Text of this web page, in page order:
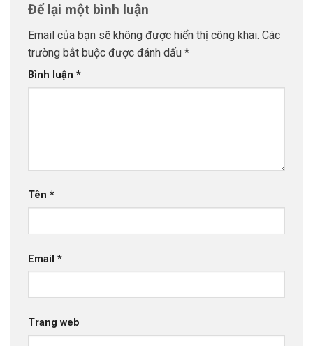
Để lại một bình luận
Email của bạn sẽ không được hiển thị công khai. Các
trường bắt buộc được đánh dấu *
Bình luận *
Tên *
Email *
Trang web